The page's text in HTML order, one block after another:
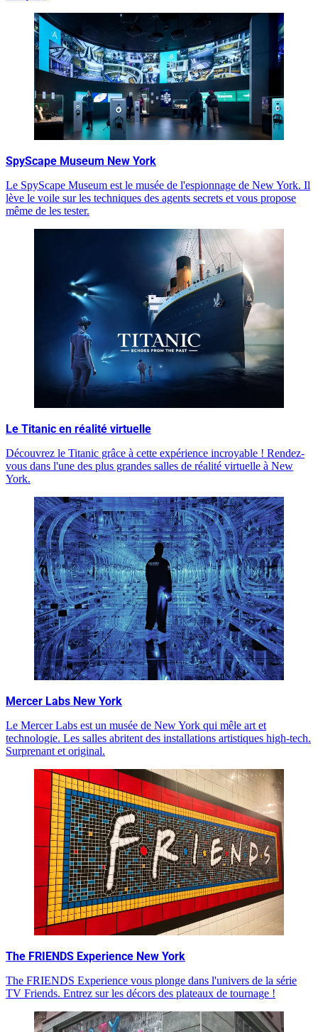
SpyScape Museum New York
Le SpyScape Museum est le musée de l'espionnage de New York. Il
lève le voile sur les techniques des agents secrets et vous propose
même de les tester.
Le Titanic en réalité virtuelle
Découvrez le Titanic grâce à cette expérience incroyable ! Rendez-
vous dans l'une des plus grandes salles de réalité virtuelle à New
York.
Mercer Labs New York
Le Mercer Labs est un musée de New York qui mêle art et
technologie. Les salles abritent des installations artistiques high-tech.
Surprenant et original.
The FRIENDS Experience New York
The FRIENDS Experience vous plonge dans l'univers de la série
TV Friends. Entrez sur les décors des plateaux de tournage !